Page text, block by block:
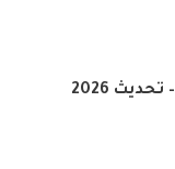
2026